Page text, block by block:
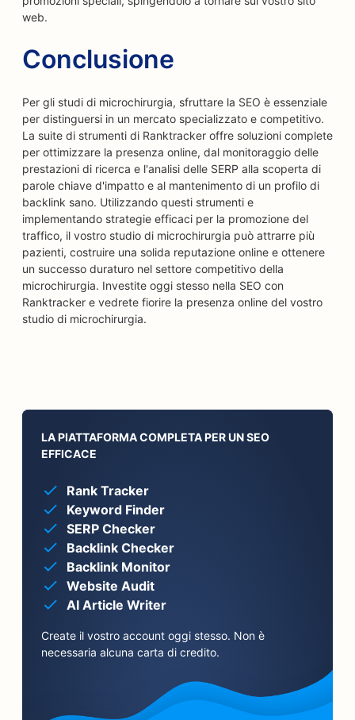
web.
Conclusione
Per gli studi di microchirurgia, sfruttare la SEO è essenziale
per distinguersi in un mercato specializzato e competitivo.
La suite di strumenti di Ranktracker offre soluzioni complete
per ottimizzare la presenza online, dal monitoraggio delle
prestazioni di ricerca e l'analisi delle SERP alla scoperta di
parole chiave d'impatto e al mantenimento di un profilo di
backlink sano. Utilizzando questi strumenti e
implementando strategie efficaci per la promozione del
traffico, il vostro studio di microchirurgia può attrarre più
pazienti, costruire una solida reputazione online e ottenere
un successo duraturo nel settore competitivo della
microchirurgia. Investite oggi stesso nella SEO con
Ranktracker e vedrete fiorire la presenza online del vostro
studio di microchirurgia.
LA PIATTAFORMA COMPLETA PER UN SEO
EFFICACE
Rank Tracker
Keyword Finder
SERP Checker
Backlink Checker
Backlink Monitor
Website Audit
AI Article Writer
Create il vostro account oggi stesso. Non è
necessaria alcuna carta di credito.